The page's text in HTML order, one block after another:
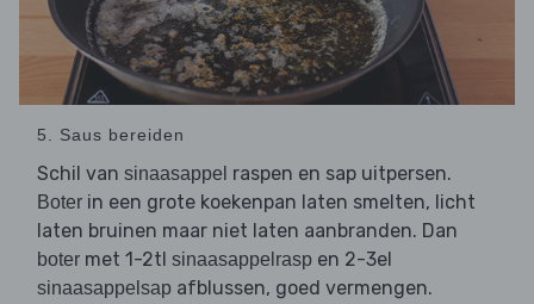
5. Saus bereiden
Schil van sinaasappel raspen en sap uitpersen.
Boter in een grote koekenpan laten smelten, licht
laten bruinen maar niet laten aanbranden. Dan
boter met 1-2tl sinaasappelrasp en 2-3el
sinaasappelsap afblussen, goed vermengen.